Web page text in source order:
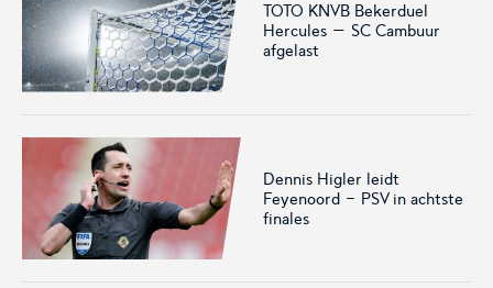
Futsal Euro 2022
De officiële toernooipagina
voor het EK Futsal 2022.
Dugout
De digitale leeromgeving van
TOTO KNVB Bekerduel
Hercules – SC Cambuur
afgelast
Dennis Higler leidt
Feyenoord - PSV in achtste
finales